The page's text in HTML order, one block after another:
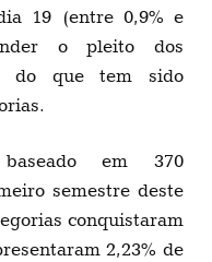
19 (entre 0,9% e
o pleito dos
do que tem sido
em 370
semestre deste
conquistaram
2,23% de